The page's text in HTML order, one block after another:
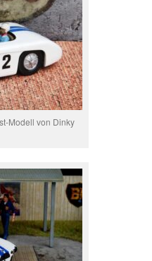
Modell von Dinky